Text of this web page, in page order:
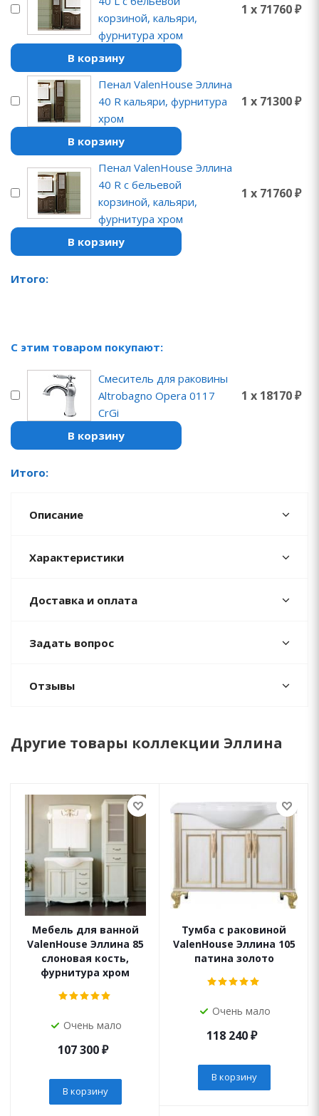
корзиной, кальяри,
фурнитура хром
1 x 71760 ₽
В корзину
Пенал ValenHouse Эллина
40 R кальяри, фурнитура
хром
1 x 71300 ₽
В корзину
Пенал ValenHouse Эллина
40 R с бельевой
корзиной, кальяри,
фурнитура хром
1 x 71760 ₽
В корзину
Итого:
С этим товаром покупают:
Смеситель для раковины
Altrobagno Opera 0117
CrGi
1 x 18170 ₽
В корзину
Итого:
Описание
Характеристики
Доставка и оплата
Задать вопрос
Отзывы
Другие товары коллекции Эллина
Мебель для ванной
ValenHouse Эллина 85
слоновая кость,
фурнитура хром
Очень мало
107 300₽
В корзину
Тумба с раковиной
ValenHouse Эллина 105
патина золото
Очень мало
118 240₽
В корзину